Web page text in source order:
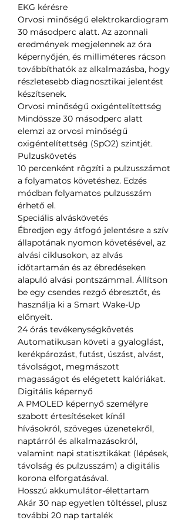
EKG kérésre
Orvosi minőségű elektrokardiogram
30 másodperc alatt. Az azonnali
eredmények megjelennek az óra
képernyőjén, és milliméteres rácson
továbbíthatók az alkalmazásba, hogy
részletesebb diagnosztikai jelentést
készítsenek.
Orvosi minőségű oxigéntelítettség
Mindössze 30 másodperc alatt
elemzi az orvosi minőségű
oxigéntelítettség (SpO2) szintjét.
Pulzuskövetés
10 percenként rögzíti a pulzusszámot
a folyamatos követéshez. Edzés
módban folyamatos pulzusszám
érhető el.
Speciális alváskövetés
Ébredjen egy átfogó jelentésre a szív
állapotának nyomon követésével, az
alvási ciklusokon, az alvás
időtartamán és az ébredéseken
alapuló alvási pontszámmal. Állítson
be egy csendes rezgő ébresztőt, és
használja ki a Smart Wake-Up
előnyeit.
24 órás tevékenységkövetés
Automatikusan követi a gyaloglást,
kerékpározást, futást, úszást, alvást,
távolságot, megmászott
magasságot és elégetett kalóriákat.
Digitális képernyő
A PMOLED képernyő személyre
szabott értesítéseket kínál
hívásokról, szöveges üzenetekről,
naptárról és alkalmazásokról,
valamint napi statisztikákat (lépések,
távolság és pulzusszám) a digitális
korona elforgatásával.
Hosszú akkumulátor-élettartam
Akár 30 nap egyetlen töltéssel, plusz
további 20 nap tartalék